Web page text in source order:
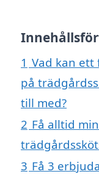
1 Vad kan ett
på
till med?
2 Få alltid
3 Få 3